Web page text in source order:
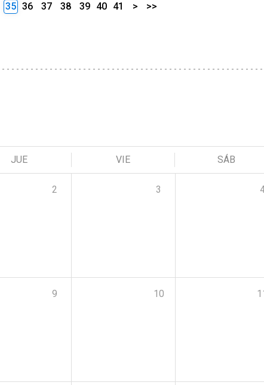
35 36 37 38 39 40 41 > >>
JUE VIE SÁB
2 3
9 10